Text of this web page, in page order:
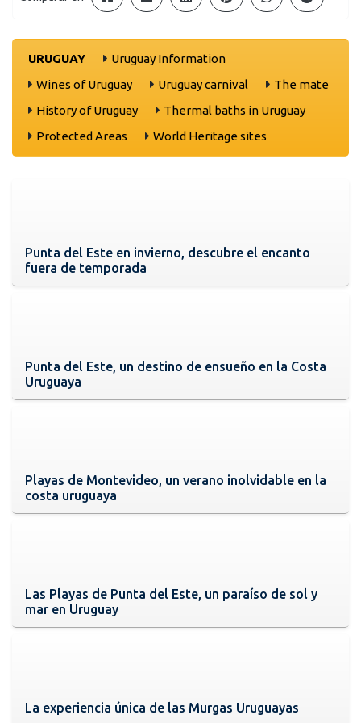
URUGUAY
Uruguay Information
Wines of Uruguay
Uruguay carnival
The mate
History of Uruguay
Thermal baths in Uruguay
Protected Areas
World Heritage sites
Punta del Este en invierno, descubre el encanto
fuera de temporada
Punta del Este, un destino de ensueño en la Costa
Uruguaya
Playas de Montevideo, un verano inolvidable en la
costa uruguaya
Las Playas de Punta del Este, un paraíso de sol y
mar en Uruguay
La experiencia única de las Murgas Uruguayas